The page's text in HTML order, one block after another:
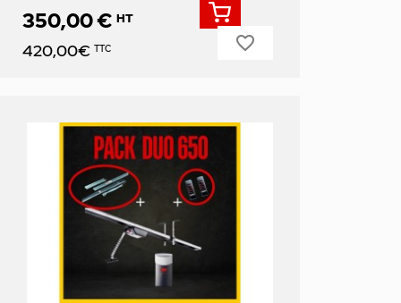
Prix
350,00 € HT
420,00€ TTC favorite_border